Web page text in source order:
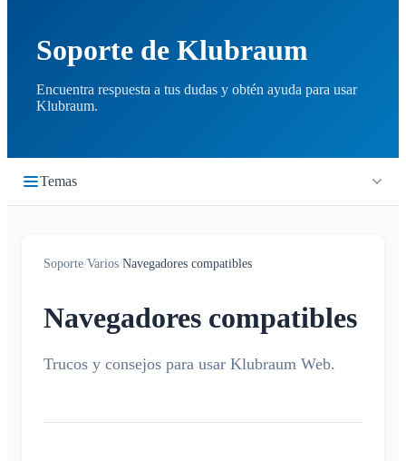
Soporte de Klubraum
Encuentra respuesta a tus dudas y obtén ayuda para usar
Klubraum.
Temas
Unirse a un Klubraum
Nuevo Klubraum
¿Qué es la cronología?
Calendario
¿Qué es el calendario?
Confirmar / declinar
Conversaciones
Soporte/Varios/Navegadores compatibles
Navegadores compatibles
Trucos y consejos para usar Klubraum Web.